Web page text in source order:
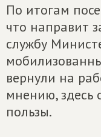
По итогам
что направит
службу
вернули на
мнению, здесь
пользы.